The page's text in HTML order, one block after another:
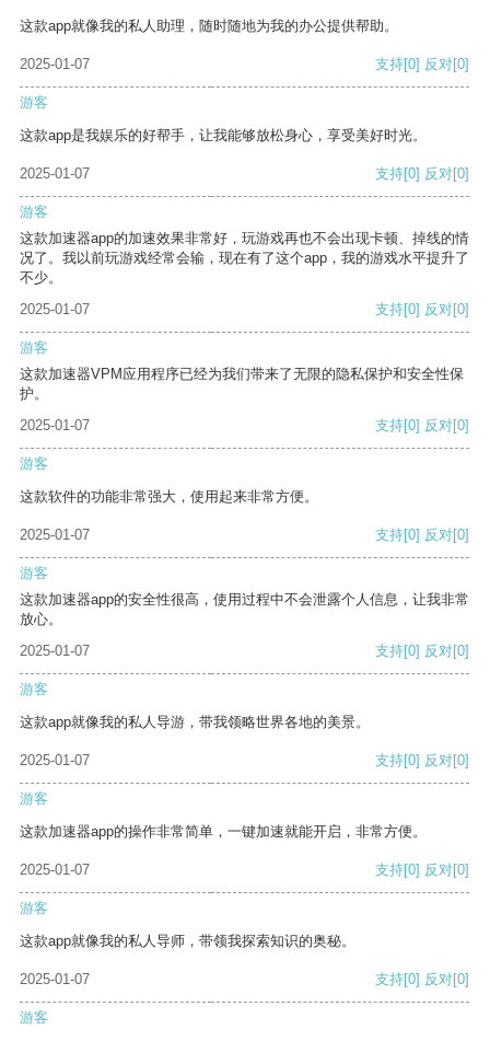
这款app就像我的私人助理，随时随地为我的办公提供帮助。
2025-01-07 支持[0] 反对[0]
游客
这款app是我娱乐的好帮手，让我能够放松身心，享受美好时光。
2025-01-07 支持[0] 反对[0]
游客
这款加速器app的加速效果非常好，玩游戏再也不会出现卡顿、掉线的情
况了。我以前玩游戏经常会输，现在有了这个app，我的游戏水平提升了
不少。
2025-01-07
支持[0] 反对[0]
游客
这款加速器VPM应用程序已经为我们带来了无限的隐私保护和安全性保
护。
2025-01-07
支持[0] 反对[0]
游客
这款软件的功能非常强大，使用起来非常方便。
2025-01-07 支持[0] 反对[0]
游客
这款加速器app的安全性很高，使用过程中不会泄露个人信息，让我非常
放心。
2025-01-07
支持[0] 反对[0]
游客
这款app就像我的私人导游，带我领略世界各地的美景。
2025-01-07 支持[0] 反对[0]
游客
这款加速器app的操作非常简单，一键加速就能开启，非常方便。
2025-01-07 支持[0] 反对[0]
游客
这款app就像我的私人导师，带领我探索知识的奥秘。
2025-01-07 支持[0] 反对[0]
游客